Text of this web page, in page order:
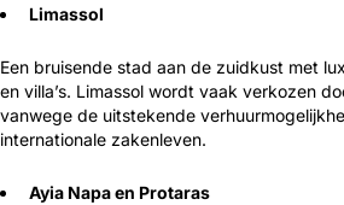
Limassol
Een bruisende stad aan de zuidkust met
en villa’s. Limassol wordt vaak verkozen
vanwege de uitstekende
internationale zakenleven.
Ayia Napa en Protaras